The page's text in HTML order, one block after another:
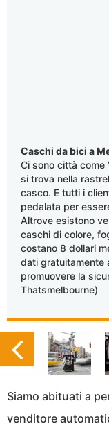
Caschi da bici a
Ci sono città come
si trova nella
casco. E tutti i
pedalata per
Altrove esistono
caschi di colore,
costano 8 dollari
dati gratuitamente
promuovere la
Thatsmelbourne)
Siamo abituati a
venditore